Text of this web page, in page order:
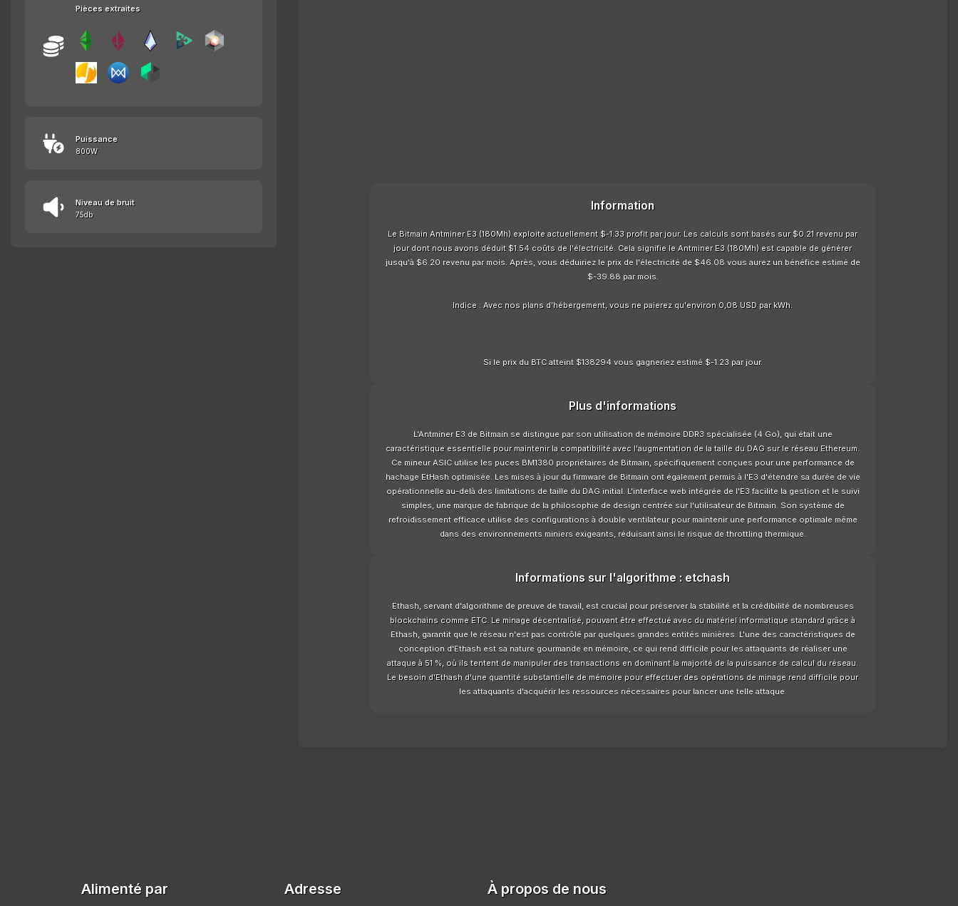
Pièces extraites
Puissance
800W
Niveau de bruit
75db
Information
Le Bitmain Antminer E3 (180Mh) exploite actuellement $-1.33 profit par jour. Les calculs sont basés sur $0.21 revenu par
jour dont nous avons déduit $1.54 coûts de l'électricité. Cela signifie le Antminer E3 (180Mh) est capable de générer
jusqu'à $6.20 revenu par mois. Après, vous déduiriez le prix de l'électricité de $46.08 vous aurez un bénéfice estimé de
$-39.88 par mois.
Indice : Avec nos plans d'hébergement, vous ne paierez qu'environ 0,08 USD par kWh.
Si le prix du BTC atteint $138294 vous gagneriez estimé $-1.23 par jour.
Plus d'informations
L'Antminer E3 de Bitmain se distingue par son utilisation de mémoire DDR3 spécialisée (4 Go), qui était une
caractéristique essentielle pour maintenir la compatibilité avec l'augmentation de la taille du DAG sur le réseau Ethereum.
Ce mineur ASIC utilise les puces BM1380 propriétaires de Bitmain, spécifiquement conçues pour une performance de
hachage EtHash optimisée. Les mises à jour du firmware de Bitmain ont également permis à l'E3 d'étendre sa durée de vie
opérationnelle au-delà des limitations de taille du DAG initial. L'interface web intégrée de l'E3 facilite la gestion et le suivi
simples, une marque de fabrique de la philosophie de design centrée sur l'utilisateur de Bitmain. Son système de
refroidissement efficace utilise des configurations à double ventilateur pour maintenir une performance optimale même
dans des environnements miniers exigeants, réduisant ainsi le risque de throttling thermique.
Informations sur l'algorithme : etchash
Ethash, servant d'algorithme de preuve de travail, est crucial pour préserver la stabilité et la crédibilité de nombreuses
blockchains comme ETC. Le minage décentralisé, pouvant être effectué avec du matériel informatique standard grâce à
Ethash, garantit que le réseau n'est pas contrôlé par quelques grandes entités minières. L'une des caractéristiques de
conception d'Ethash est sa nature gourmande en mémoire, ce qui rend difficile pour les attaquants de réaliser une
attaque à 51 %, où ils tentent de manipuler des transactions en dominant la majorité de la puissance de calcul du réseau.
Le besoin d'Ethash d'une quantité substantielle de mémoire pour effectuer des opérations de minage rend difficile pour
les attaquants d'acquérir les ressources nécessaires pour lancer une telle attaque.
Alimenté par Adresse À propos de nous